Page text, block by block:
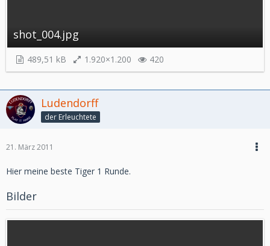
shot_004.jpg
489,51 kB 1.920×1.200 420
Ludendorff
der Erleuchtete
21. März 2011
Hier meine beste Tiger 1 Runde.
Bilder